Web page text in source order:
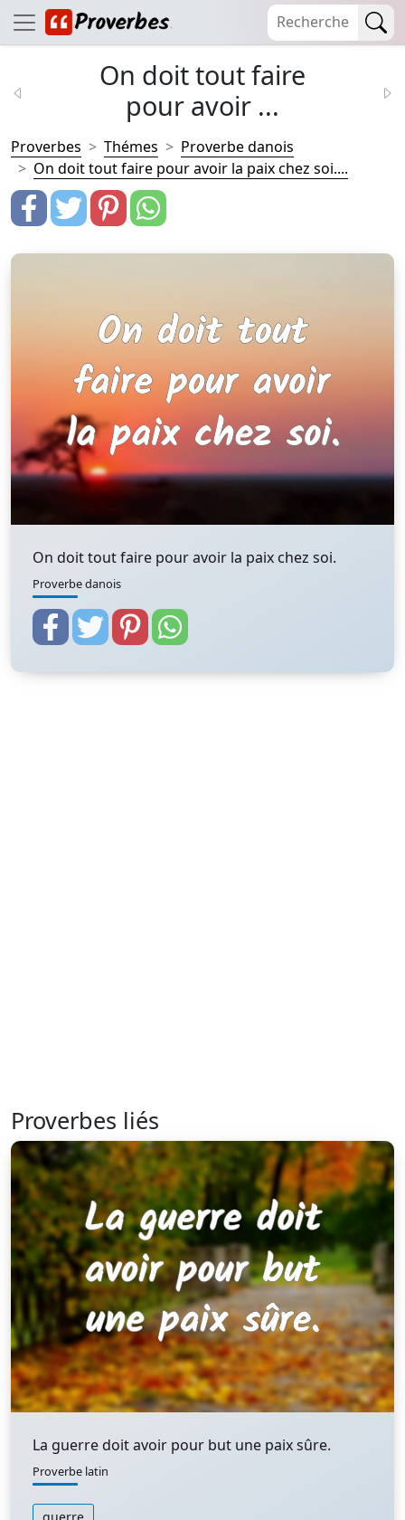
On doit tout faire
pour avoir ...
Proverbes Thémes
Proverbe danois
On doit tout faire pour avoir la paix chez soi....
On doit tout faire pour avoir la paix chez soi.
Proverbe danois
Proverbes liés
La guerre doit avoir pour but une paix sûre.
Proverbe latin
guerre